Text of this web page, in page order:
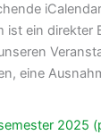
ist ein direkter
eine
2025